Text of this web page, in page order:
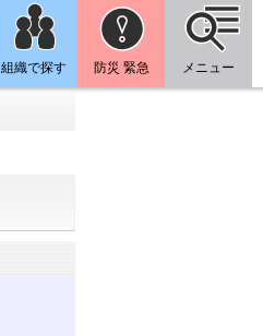
組織で探す 防災 緊急 メニュー